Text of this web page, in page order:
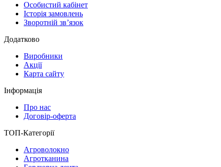
Особистий кабінет
Історія замовлень
Зворотній зв’язок
Додатково
Виробники
Акції
Карта сайту
Інформація
Про нас
Договір-оферта
ТОП-Категорії
Агроволокно
Агротканина